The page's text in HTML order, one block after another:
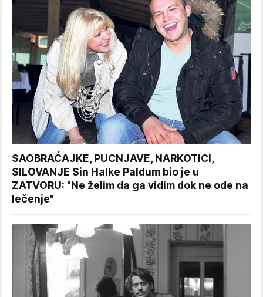
SAOBRAĆAJKE, PUCNJAVE, NARKOTICI,
SILOVANJE Sin Halke Paldum bio je u
ZATVORU: "Ne želim da ga vidim dok ne ode na
lečenje"